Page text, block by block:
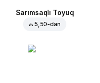
Sarımsaqlı Toyuq
₼ 5,50-dan